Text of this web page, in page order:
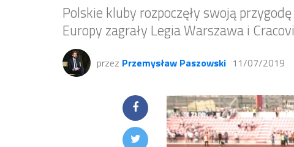
Polskie kluby rozpoczęły swoją
Europy zagrały Legia Warszawa i
przez Przemysław Paszowski 11/07/2019